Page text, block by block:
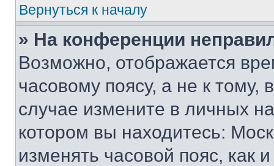
Вернуться к началу
» На конференции
Возможно, отображается
часовому поясу, а не к тому,
случае измените в личных
котором вы находитесь:
изменять часовой пояс, как